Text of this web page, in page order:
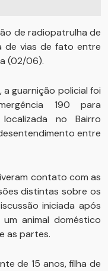
de radiopatrulha de
de vias de fato entre
(02/06).
guarnição policial foi
190 para
no Bairro
entre
contato com as
distintas sobre os
iniciada após
animal doméstico
as partes.
de 15 anos, filha de